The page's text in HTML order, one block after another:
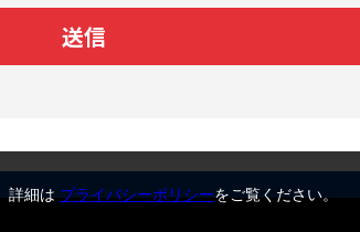
て最適化された情報を配信するため
品質向上に役立てるため
せへの対応のため
する目的
送信
詳細はプライバシーポリシーをご覧ください。